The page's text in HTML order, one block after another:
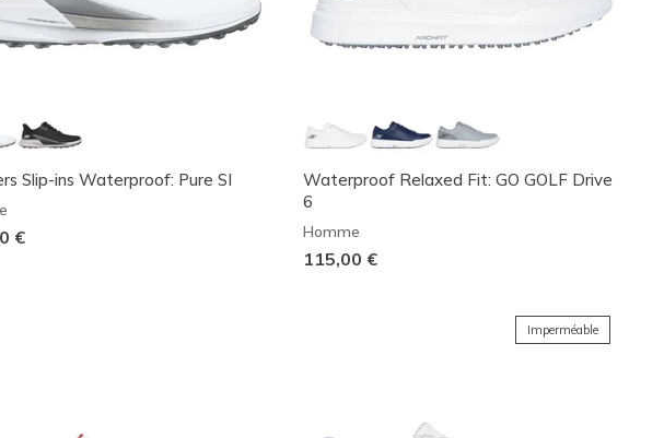
Slip-ins Waterproof: Pure SI
€
Waterproof Relaxed Fit: GO GOLF Drive
6
Homme
115,00 €
Imperméable